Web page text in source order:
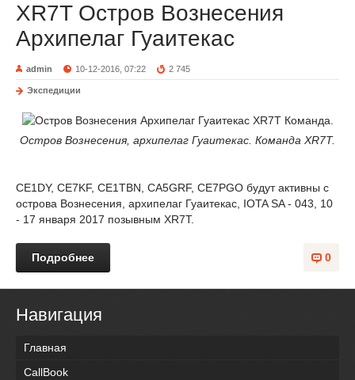
XR7T Остров Вознесения
Архипелаг Гуаитекас
admin 10-12-2016, 07:22 2 745
Экспедиции
Остров Вознесения, архипелаг Гуаитекас. Команда XR7T.
CE1DY, CE7KF, CE1TBN, CA5GRF, CE7PGO будут активны с
острова Вознесения, архипелаг Гуаитекас, IOTA SA - 043, 10
- 17 января 2017 позывным XR7T.
0
Подробнее
Навигация
Главная
CallBook